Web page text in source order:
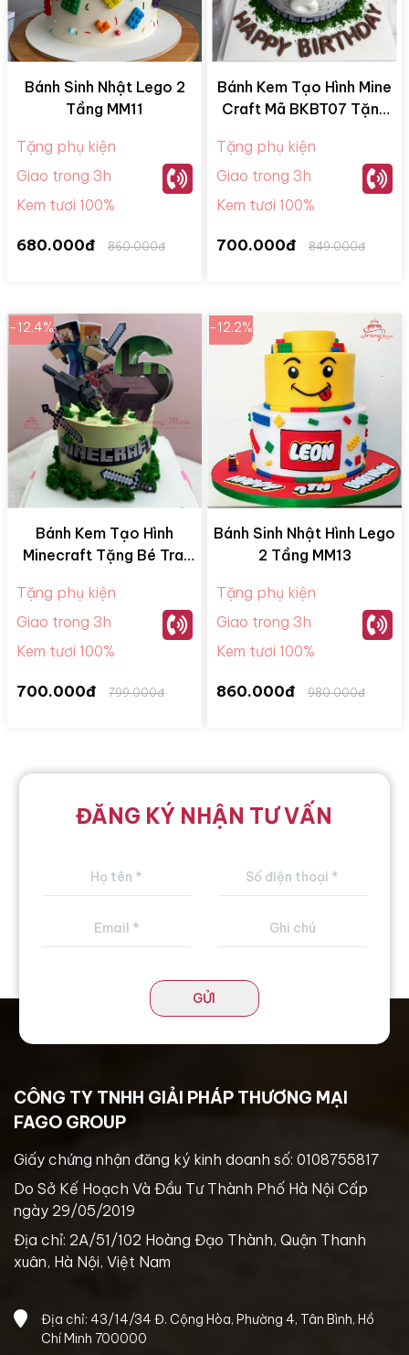
Bánh Sinh Nhật Lego 2
Tầng MM11
Tặng phụ kiện
Giao trong 3h
Kem tươi 100%
680.000đ 860.000đ
Bánh Kem Tạo Hình Mine
Craft Mã BKBT07 Tặng
Tặng phụ kiện
Giao trong 3h
Kem tươi 100%
700.000đ 849.000đ
-12.4%
Bánh Kem Tạo Hình
Minecraft Tặng Bé Trai
Tặng phụ kiện
Giao trong 3h
Kem tươi 100%
700.000đ 799.000đ
-12.2%
Bánh Sinh Nhật Hình Lego
2 Tầng MM13
Tặng phụ kiện
Giao trong 3h
Kem tươi 100%
860.000đ 980.000đ
ĐĂNG KÝ NHẬN TƯ VẤN
GỬI
CÔNG TY TNHH GIẢI PHÁP THƯƠNG MẠI
FAGO GROUP
Giấy chứng nhận đăng ký kinh doanh số: 0108755817
Do Sở Kế Hoạch Và Đầu Tư Thành Phố Hà Nội Cấp
ngày 29/05/2019
Địa chỉ: 2A/51/102 Hoàng Đạo Thành, Quận Thanh
xuân, Hà Nội, Việt Nam
Địa chỉ: 43/14/34 Đ. Cộng Hòa, Phường 4, Tân Bình, Hồ
Chí Minh 700000